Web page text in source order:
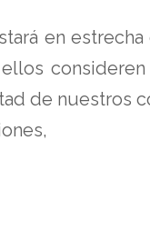
en
de nuestros